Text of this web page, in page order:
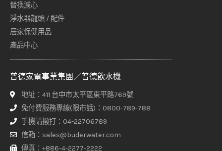
替換濾心
淨水器龍頭 / 配件
居家保健用品
產品中心
普德家電事業集團／普德飲水機
地址：411 台中市太平區東平路769號
免付費服務專線(限市話)：0800-789-788
手機請撥打：04-22706789
信箱：sales@buderwater.com
傳真：+886-4-2277-2222